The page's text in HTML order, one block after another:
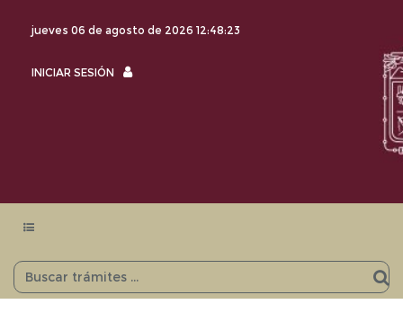
jueves 06 de agosto de 2026 12:48:23
INICIAR SESIÓN
INICIAR
Menu